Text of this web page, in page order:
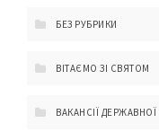
БЕЗ РУБРИКИ
ВІТАЄМО ЗІ СВЯТОМ
ВАКАНСІЇ